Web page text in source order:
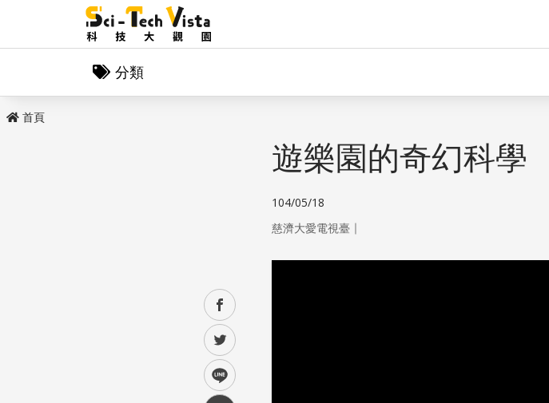
分類
首頁
facebook
twitter
line
遊樂園的奇幻科學
104/05/18
慈濟大愛電視臺 ｜